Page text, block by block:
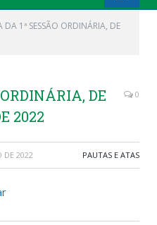
DA 1ª SESSÃO ORDINÁRIA, DE
DE
2022
0
DE 2022 PAUTAS E ATAS